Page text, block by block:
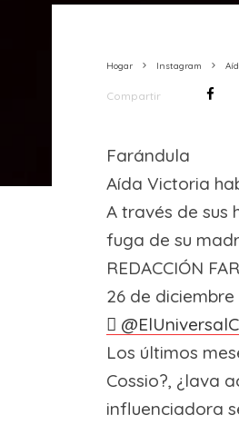
Hogar Instagram
Compartir
Farándula
Aída Victoria
A través de sus
fuga de su
REDACCIÓN
26 de diciembre
Los últimos
Cossio?, ¿lava
influenciadora